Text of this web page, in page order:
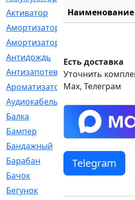
Активатор
[1]
Амортизатор
Амортизаторы
Антидождь
[1]
Антизапотеватель
[1]
Ароматизатор
[35]
Аудиокабель
[2]
Балка
[58]
Бампер
[137]
Бандажный
Барабан
[5]
Бачок
[40]
Бегунок
Наименование
Есть доставка
Уточнить
Max, Телеграм
Telegram